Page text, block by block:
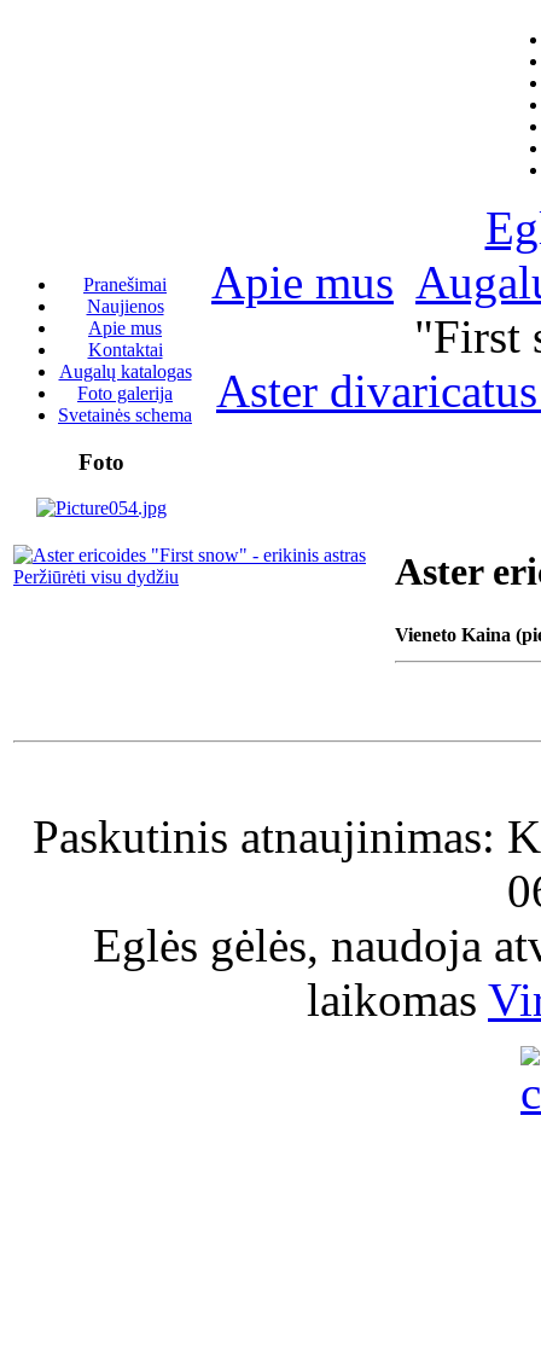
Pranešimai
Naujienos
Apie mus
Kontaktai
Augalų katalogas
Foto galerija
Svetainės schema
Foto
Apie mus
"First
Aster
Peržiūrėti visu dydžiu Aster
Vieneto Kaina
Paskutinis atnaujinimas:
Eglės gėlės, naudoja
laikomas